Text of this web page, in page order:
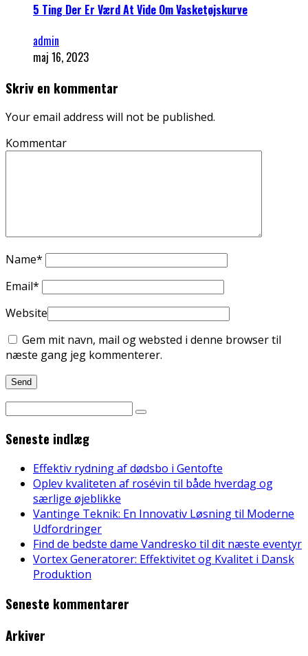
5 Ting Der Er Værd At Vide Om Vasketøjskurve
admin
maj 16, 2023
Skriv en kommentar
Your email address will not be published.
Kommentar
Name*
Email*
Website
Gem mit navn, mail og websted i denne browser til
næste gang jeg kommenterer.
Seneste indlæg
Effektiv rydning af dødsbo i Gentofte
Oplev kvaliteten af rosévin til både hverdag og
særlige øjeblikke
Vantinge Teknik: En Innovativ Løsning til Moderne
Udfordringer
Find de bedste dame Vandresko til dit næste eventyr
Vortex Generatorer: Effektivitet og Kvalitet i Dansk
Produktion
Seneste kommentarer
Arkiver